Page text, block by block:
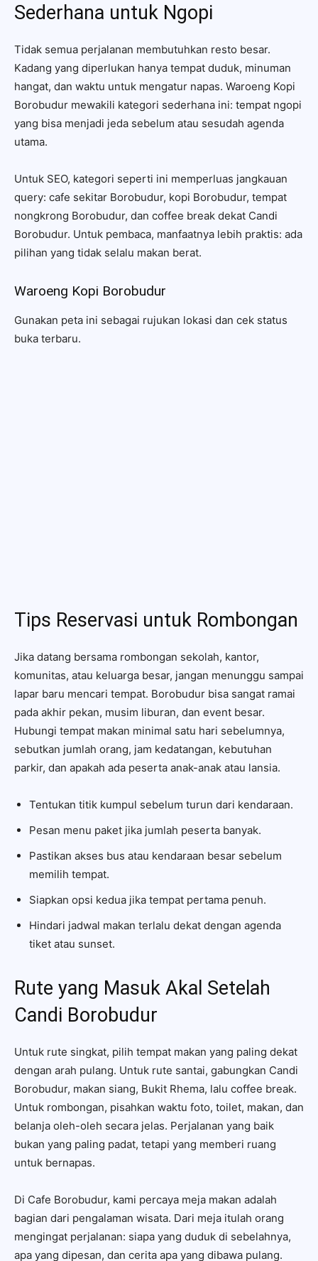
Sederhana untuk Ngopi
Tidak semua perjalanan membutuhkan resto besar.
Kadang yang diperlukan hanya tempat duduk, minuman
hangat, dan waktu untuk mengatur napas. Waroeng Kopi
Borobudur mewakili kategori sederhana ini: tempat ngopi
yang bisa menjadi jeda sebelum atau sesudah agenda
utama.
Untuk SEO, kategori seperti ini memperluas jangkauan
query: cafe sekitar Borobudur, kopi Borobudur, tempat
nongkrong Borobudur, dan coffee break dekat Candi
Borobudur. Untuk pembaca, manfaatnya lebih praktis: ada
pilihan yang tidak selalu makan berat.
Waroeng Kopi Borobudur
Gunakan peta ini sebagai rujukan lokasi dan cek status
buka terbaru.
Tips Reservasi untuk Rombongan
Jika datang bersama rombongan sekolah, kantor,
komunitas, atau keluarga besar, jangan menunggu sampai
lapar baru mencari tempat. Borobudur bisa sangat ramai
pada akhir pekan, musim liburan, dan event besar.
Hubungi tempat makan minimal satu hari sebelumnya,
sebutkan jumlah orang, jam kedatangan, kebutuhan
parkir, dan apakah ada peserta anak-anak atau lansia.
Tentukan titik kumpul sebelum turun dari kendaraan.
Pesan menu paket jika jumlah peserta banyak.
Pastikan akses bus atau kendaraan besar sebelum
memilih tempat.
Siapkan opsi kedua jika tempat pertama penuh.
Hindari jadwal makan terlalu dekat dengan agenda
tiket atau sunset.
Rute yang Masuk Akal Setelah
Candi Borobudur
Untuk rute singkat, pilih tempat makan yang paling dekat
dengan arah pulang. Untuk rute santai, gabungkan Candi
Borobudur, makan siang, Bukit Rhema, lalu coffee break.
Untuk rombongan, pisahkan waktu foto, toilet, makan, dan
belanja oleh-oleh secara jelas. Perjalanan yang baik
bukan yang paling padat, tetapi yang memberi ruang
untuk bernapas.
Di Cafe Borobudur, kami percaya meja makan adalah
bagian dari pengalaman wisata. Dari meja itulah orang
mengingat perjalanan: siapa yang duduk di sebelahnya,
apa yang dipesan, dan cerita apa yang dibawa pulang.